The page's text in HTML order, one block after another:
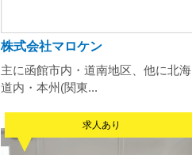
株式会社マロケン
主に函館市内・道南地区、他に北海
道内・本州(関東...
求人あり